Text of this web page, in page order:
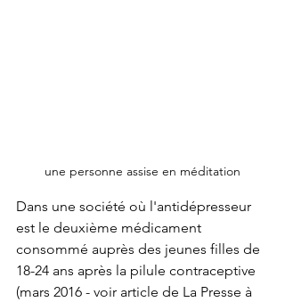
une personne assise en méditation
Dans une société où l'antidépresseur
est le deuxième médicament
consommé auprès des jeunes filles de
18-24 ans après la pilule contraceptive
(mars 2016 - voir article de La Presse à